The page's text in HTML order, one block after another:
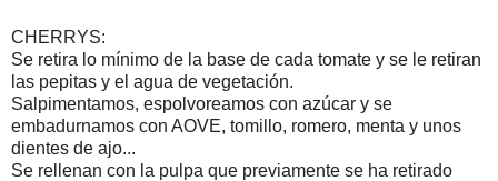
CHERRYS:
Se retira lo mínimo de la base de cada tomate y se le retiran
las pepitas y el agua de vegetación.
Salpimentamos, espolvoreamos con azúcar y se
embadurnamos con AOVE, tomillo, romero, menta y unos
dientes de ajo...
Se rellenan con la pulpa que previamente se ha retirado